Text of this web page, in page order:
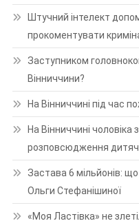
Штучний інтелект
прокоментувати
Заступником
Вінниччини?
На Вінниччині під час
На Вінниччині чоловіка
розповсюдження
Застава 6 мільйонів:
Ольги Стефанішиної
«Моя Ластівка» не